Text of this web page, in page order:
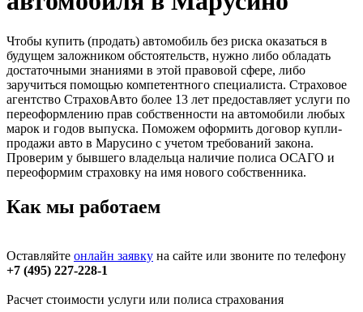
Чтобы купить (продать) автомобиль без риска оказаться в
будущем заложником обстоятельств, нужно либо обладать
достаточными знаниями в этой правовой сфере, либо
заручиться помощью компетентного специалиста. Страховое
агентство СтраховАвто более 13 лет предоставляет услуги по
переоформлению прав собственности на автомобили любых
марок и годов выпуска. Поможем оформить договор купли-
продажи авто в Марусино с учетом требований закона.
Проверим у бывшего владельца наличие полиса ОСАГО и
переоформим страховку на имя нового собственника.
Как мы работаем
Оставляйте онлайн заявку на сайте или звоните по телефону
+7 (495) 227-228-1
Расчет стоимости услуги или полиса страхования